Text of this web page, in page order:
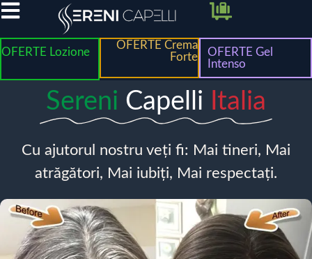
OFERTE Lozione
OFERTE Crema
Forte
OFERTE Gel
Intenso
Sereni Capelli Italia
Cu ajutorul nostru veți fi: Mai tineri, Mai
atrăgători, Mai iubiți, Mai respectați.